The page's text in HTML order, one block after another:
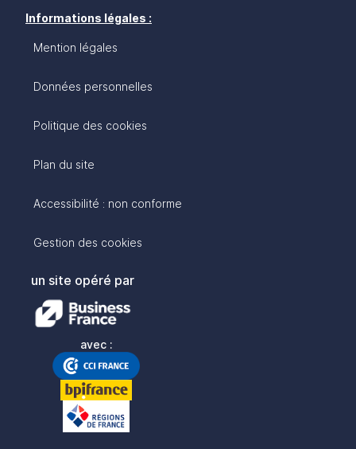
Informations légales :
Mention légales
Données personnelles
Politique des cookies
Plan du site
Accessibilité : non conforme
Gestion des cookies
un site opéré par
avec :